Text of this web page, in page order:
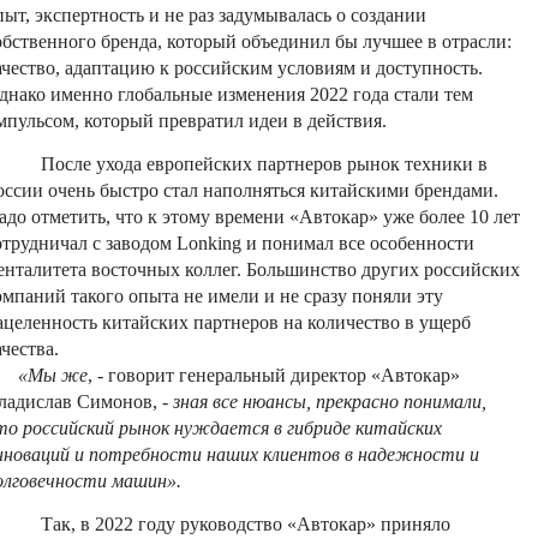
экспертность и не раз задумывалась о создании
бренда, который объединил бы лучшее в отрасли:
адаптацию к российским условиям и доступность.
именно глобальные изменения 2022 года стали тем
который превратил идеи в действия.
После ухода европейских партнеров рынок техники в
очень быстро стал наполняться китайскими брендами.
отметить, что к этому времени «Автокар» уже более 10 лет
с заводом Lonking и понимал все особенности
восточных коллег. Большинство других российских
такого опыта не имели и не сразу поняли эту
китайских партнеров на количество в ущерб
«Мы же, - говорит генеральный директор «Автокар»
Симонов, - зная все нюансы, прекрасно понимали,
российский рынок нуждается в гибриде китайских
и потребности наших клиентов в надежности и
машин».
Так, в 2022 году руководство «Автокар» приняло